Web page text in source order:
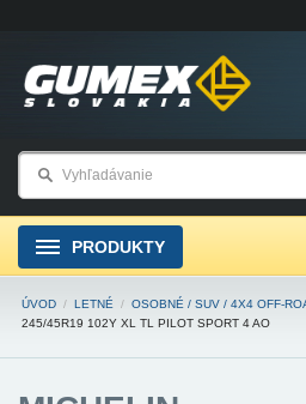
PRODUKTY
ÚVOD / LETNÉ / OSOBNÉ / SUV / 4X4 OFF-
245/45R19 102Y XL TL PILOT SPORT 4 AO